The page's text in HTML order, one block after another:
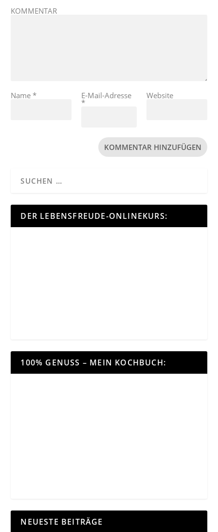
KOMMENTAR
Name* E-Mail-Adresse
*
Website
DER LEBENSFREUDE-ONLINEKURS:
100% GENUSS – MEIN KOCHBUCH:
NEUESTE BEITRÄGE